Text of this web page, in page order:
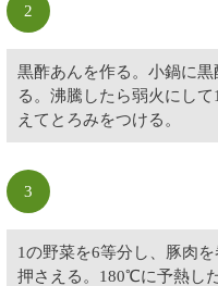
2
黒酢あんを作る。小鍋に
る。沸騰したら弱火にし
えてとろみをつける。
3
1の野菜を6等分し、豚肉
押さえる。180℃に予熱し